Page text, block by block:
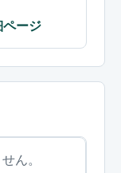
ージ
ん。